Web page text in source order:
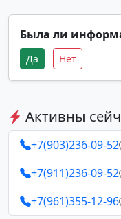
Была ли
Да Нет
Активны
+7(903)236-09-52
+7(911)236-09-52
+7(961)355-12-96